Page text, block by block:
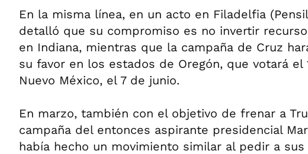
En la misma línea, en un acto en Filadelfia
detalló que su compromiso es no invertir
en Indiana, mientras que la campaña de Cruz
su favor en los estados de Oregón, que votará el
Nuevo México, el 7 de junio.
En marzo, también con el objetivo de frenar a
campaña del entonces aspirante presidencial
había hecho un movimiento similar al pedir a